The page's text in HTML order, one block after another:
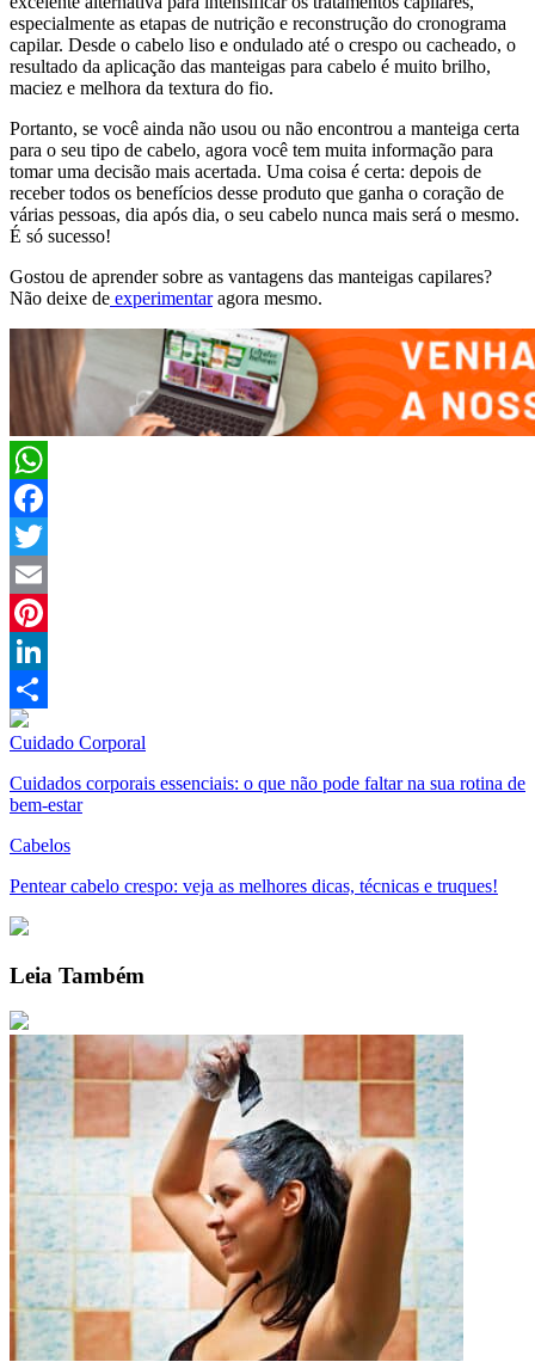
especialmente as etapas de nutrição e reconstrução do cronograma
capilar. Desde o cabelo liso e ondulado até o crespo ou cacheado, o
resultado da aplicação das manteigas para cabelo é muito brilho,
maciez e melhora da textura do fio.
Portanto, se você ainda não usou ou não encontrou a manteiga certa
para o seu tipo de cabelo, agora você tem muita informação para
tomar uma decisão mais acertada. Uma coisa é certa: depois de
receber todos os benefícios desse produto que ganha o coração de
várias pessoas, dia após dia, o seu cabelo nunca mais será o mesmo.
É só sucesso!
Gostou de aprender sobre as vantagens das manteigas capilares?
Não deixe de experimentaragora mesmo.
WhatsApp
Facebook
Twitter
Email
Pinterest
LinkedIn
Compartilhar
Cuidado Corporal
Cuidados corporais essenciais: o que não pode faltar na sua rotina de
bem-estar
Cabelos
Pentear cabelo crespo: veja as melhores dicas, técnicas e truques!
Leia Também